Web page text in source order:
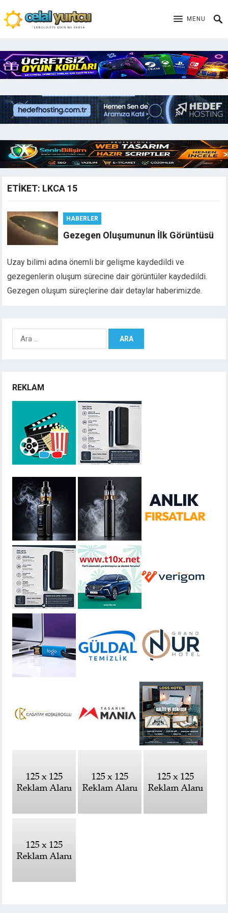
MENU
ETIKET: LKCA 15
HABERLER
Gezegen Oluşumunun İlk Görüntüsü
Uzay bilimi adına önemli bir gelişme kaydedildi ve
gezegenlerin oluşum sürecine dair görüntüler kaydedildi.
Gezegen oluşum süreçlerine dair detaylar haberimizde.
Arama:
REKLAM